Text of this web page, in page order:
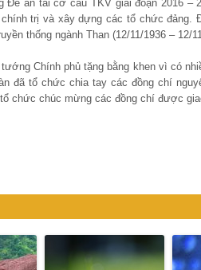
Đề án tái cơ cấu TKV giai đoạn 2016 –
trị và xây dựng các tổ chức
thống ngành Than (12/11/1936 – 12/
Chính phủ tặng bằng khen vì có
đã tổ chức chia tay các đồng chí
chức chúc mừng các đồng chí được